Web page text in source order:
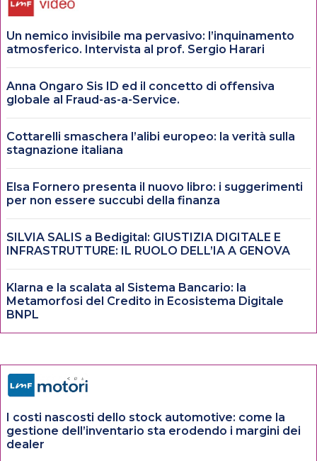
Un nemico invisibile ma pervasivo: l’inquinamento
atmosferico. Intervista al prof. Sergio Harari
Anna Ongaro Sis ID ed il concetto di offensiva
globale al Fraud-as-a-Service.
Cottarelli smaschera l’alibi europeo: la verità sulla
stagnazione italiana
Elsa Fornero presenta il nuovo libro: i suggerimenti
per non essere succubi della finanza
SILVIA SALIS a Bedigital: GIUSTIZIA DIGITALE E
INFRASTRUTTURE: IL RUOLO DELL’IA A GENOVA
Klarna e la scalata al Sistema Bancario: la
Metamorfosi del Credito in Ecosistema Digitale
BNPL
I costi nascosti dello stock automotive: come la
gestione dell’inventario sta erodendo i margini dei
dealer